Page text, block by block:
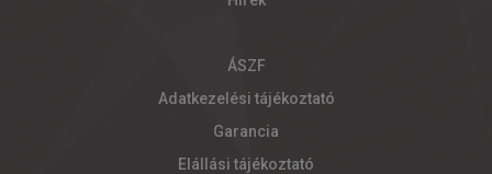
ÁSZF
Adatkezelési tájékoztató
Garancia
Elállási tájékoztató